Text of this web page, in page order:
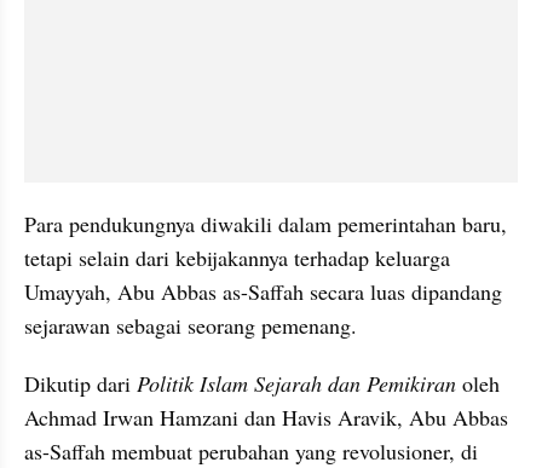
Para pendukungnya diwakili dalam pemerintahan baru,
tetapi selain dari kebijakannya terhadap keluarga
Umayyah, Abu Abbas as-Saffah secara luas dipandang
sejarawan sebagai seorang pemenang.
Dikutip dari Politik Islam Sejarah dan Pemikiran oleh
Achmad Irwan Hamzani dan Havis Aravik, Abu Abbas
as-Saffah membuat perubahan yang revolusioner, di